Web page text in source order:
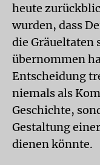
heute
wurden, dass
die Gräueltaten
übernommen
Entscheidung
niemals als
Geschichte,
Gestaltung
dienen könnte.